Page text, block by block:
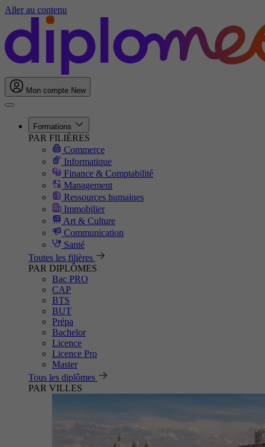
Aller au contenu
Mon compte New
Formations
PAR FILIÈRES
Commerce
Informatique
Finance & Comptabilité
Management
Ressources humaines
Immobilier
Art & Culture
Communication
Santé
Toutes les filières
PAR DIPLÔMES
Bac PRO
CAP
BTS
BUT
Prépa
Bachelor
Licence
Licence Pro
Master
Tous les diplômes
PAR VILLES